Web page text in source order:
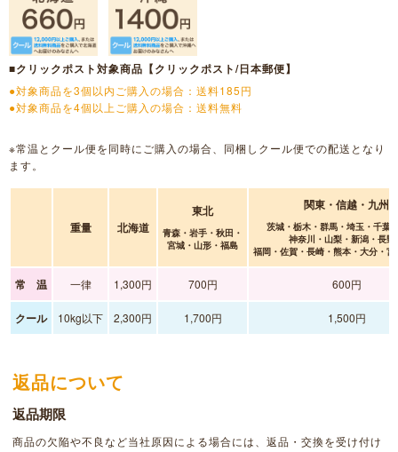
■クリックポスト対象商品【クリックポスト/日本郵便】
●対象商品を3個以内ご購入の場合：送料185円
●対象商品を4個以上ご購入の場合：送料無料
※常温とクール便を同時にご購入の場合、同梱しクール便での配送となり
ます。
重量 北海道
東北
青森・岩手・秋田・
宮城・山形・福島
関東・信越・九州
茨城・栃木・群馬・埼玉・千葉
神奈川・山梨・新潟・長野
福岡・佐賀・長崎・熊本・大分・
常 温 一律 1,300円 700円 600円
クール 10kg以下 2,300円 1,700円 1,500円
返品について
返品期限
商品の欠陥や不良など当社原因による場合には、返品・交換を受け付け